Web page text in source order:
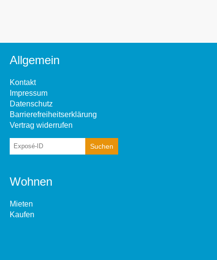
Allgemein
Kontakt
Impressum
Datenschutz
Barrierefreiheitserklärung
Vertrag widerrufen
Wohnen
Mieten
Kaufen